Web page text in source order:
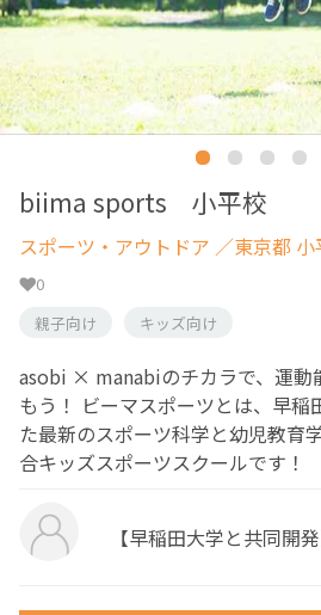
biima sports 小平校
スポーツ・アウトドア ／東京都
0
親子向け
キッズ向け
asobi × manabiのチカラで、運動
もう！ ビーマスポーツとは、早稲
た最新のスポーツ科学と幼児教育
合キッズスポーツスクールです！
【早稲田大学と共同開